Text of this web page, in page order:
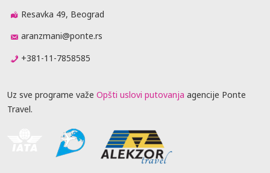
Resavka 49, Beograd
aranzmani@ponte.rs
+381-11-7858585
Uz sve programe važe Opšti uslovi putovanja agencije Ponte
Travel.